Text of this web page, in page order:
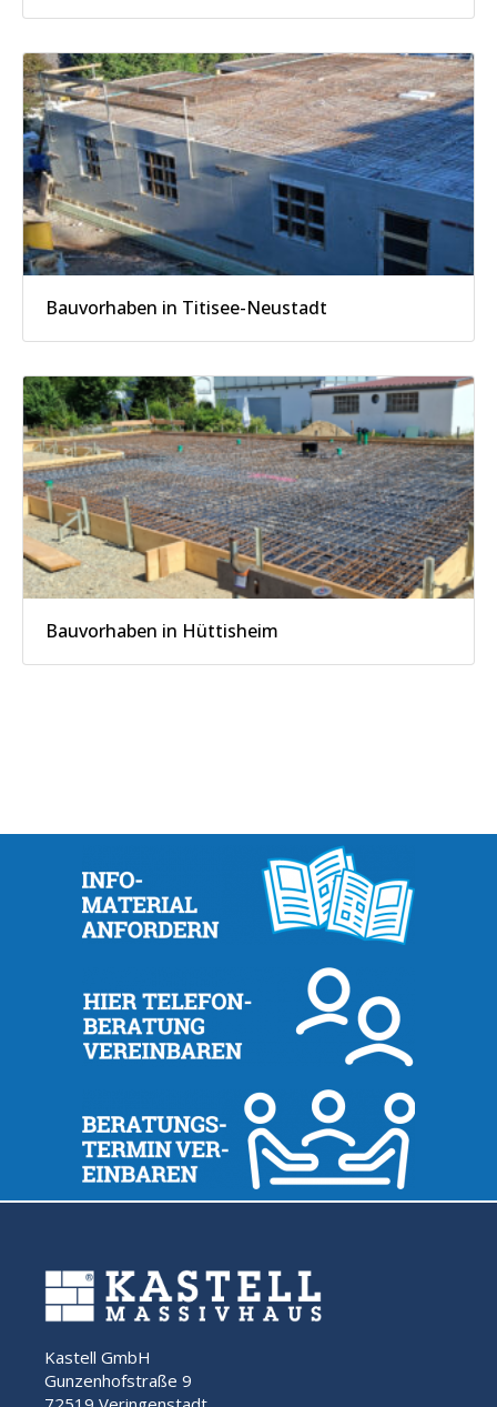
Bauvorhaben in Titisee-Neustadt
Bauvorhaben in Hüttisheim
Kastell GmbH
Gunzenhofstraße 9